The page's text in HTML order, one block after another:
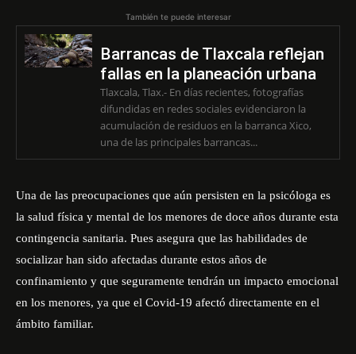
También te puede interesar
Barrancas de Tlaxcala reflejan
fallas en la planeación urbana
Tlaxcala, Tlax.- En días recientes, fotografías
difundidas en redes sociales evidenciaron la
acumulación de residuos en la barranca Xico,
una de las principales barrancas...
Una de las preocupaciones que aún persisten en la psicóloga es
la salud física y mental de los menores de doce años durante esta
contingencia sanitaria. Pues asegura que las habilidades de
socializar han sido afectadas durante estos años de
confinamiento y que seguramente tendrán un impacto emocional
en los menores, ya que el Covid-19 afectó directamente en el
ámbito familiar.